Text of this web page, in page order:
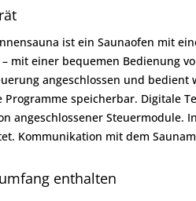
ist ein Saunaofen mit
mit einer bequemen Bedienung
angeschlossen und
speicherbar. Digitale
angeschlossener Steuermodule.
Kommunikation mit dem
enthalten